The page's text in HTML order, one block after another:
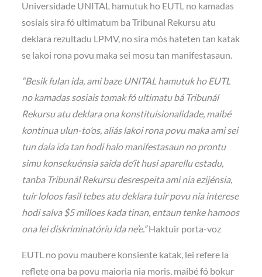
Universidade UNITAL hamutuk ho EUTL no kamadas
sosiais sira fó ultimatum ba Tribunal Rekursu atu
deklara rezultadu LPMV, no sira mós hateten tan katak
se lakoi rona povu maka sei mosu tan manifestasaun.
“Besik fulan ida, ami baze UNITAL hamutuk ho EUTL
no kamadas sosiais tomak fó ultimatu bá Tribunál
Rekursu atu deklara ona konstituisionalidade, maibé
kontinua ulun-to’os, aliás lakoi rona povu maka ami sei
tun dala ida tan hodi halo manifestasaun no prontu
simu konsekuénsia saida de’it husi aparellu estadu,
tanba Tribunál Rekursu desrespeita ami nia ezijénsia,
tuir loloos fasil tebes atu deklara tuir povu nia interese
hodi salva $5 milloes kada tinan, entaun tenke hamoos
ona lei diskriminatóriu ida ne’e.”Haktuir porta-voz
EUTL no povu maubere konsiente katak, lei refere la
reflete ona ba povu maioria nia moris, maibé fó bokur